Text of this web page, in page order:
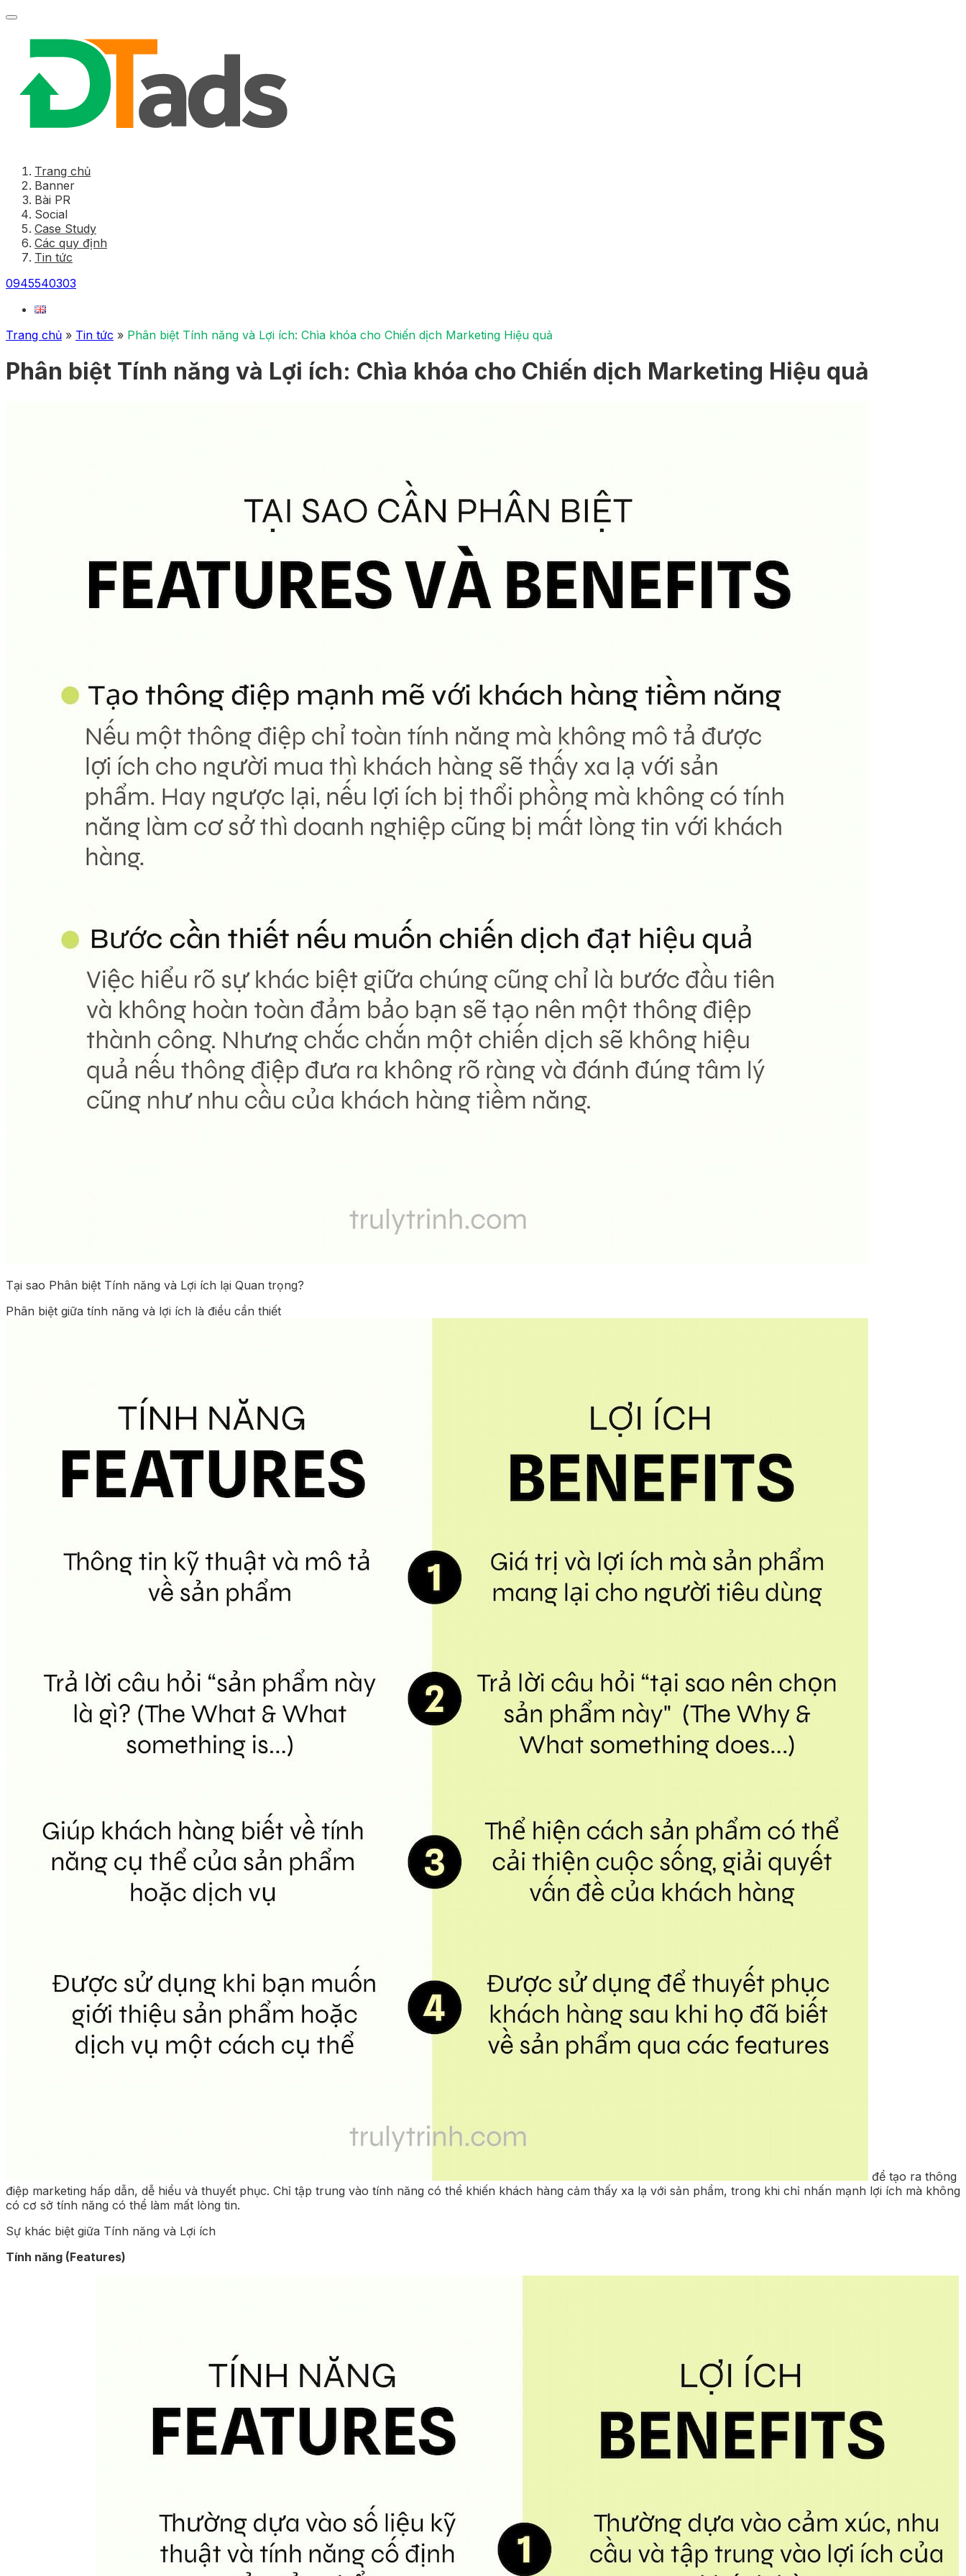
Trang chủ
Banner
Bài PR
Social
Case Study
Các quy định
Tin tức
0945540303
Trang chủ » Tin tức » Phân biệt Tính năng và Lợi ích: Chìa khóa cho Chiến dịch Marketing Hiệu quả
Phân biệt Tính năng và Lợi ích: Chìa khóa cho Chiến dịch Marketing Hiệu quả
Tại sao Phân biệt Tính năng và Lợi ích lại Quan trọng?
Phân biệt giữa tính năng và lợi ích là điều cần thiết
để tạo ra thông
điệp marketing hấp dẫn, dễ hiểu và thuyết phục. Chỉ tập trung vào tính năng có thể khiến khách hàng cảm thấy xa lạ với sản phẩm, trong khi chỉ nhấn mạnh lợi ích mà không
có cơ sở tính năng có thể làm mất lòng tin.
Sự khác biệt giữa Tính năng và Lợi ích
Tính năng (Features)